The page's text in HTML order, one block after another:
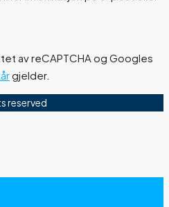
av reCAPTCHA og Googles
gjelder.
reserved